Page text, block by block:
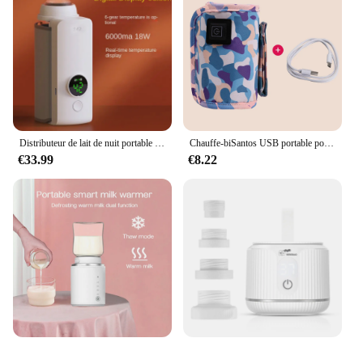
€33.99
Chauffe-biSantos USB portable pour bébé, manchon isolant, sac chauffant thermoforme, extérieur, hiver, maison, voyage
€8.22